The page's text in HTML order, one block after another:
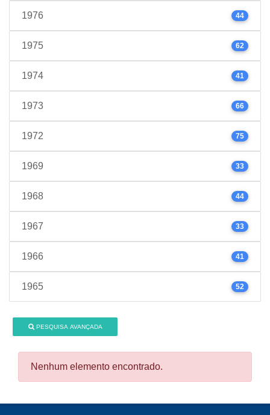
1976 44
1975 62
1974 41
1973 66
1972 75
1969 33
1968 44
1967 33
1966 41
1965 52
PESQUISA AVANÇADA
Nenhum elemento encontrado.